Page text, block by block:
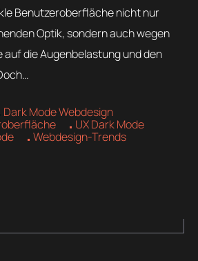
Benutzeroberfläche nicht nur
Optik, sondern auch wegen
die Augenbelastung und den
Dark Mode Webdesign
UX Dark Mode
Webdesign-Trends